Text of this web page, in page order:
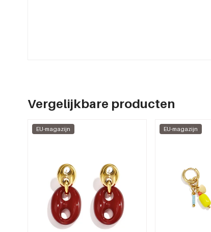
Vergelijkbare producten
EU-magazijn EU-magazijn